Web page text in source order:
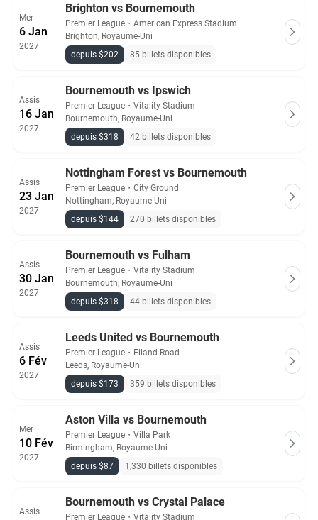
Mer
6 Jan
2027
Brighton vs Bournemouth
Premier League ・ American Express Stadium
Brighton, Royaume-Uni
depuis $202
85 billets disponibles
Assis
16 Jan
2027
Bournemouth vs Ipswich
Premier League ・ Vitality Stadium
Bournemouth, Royaume-Uni
depuis $318
42 billets disponibles
Assis
23 Jan
2027
Nottingham Forest vs Bournemouth
Premier League ・ City Ground
Nottingham, Royaume-Uni
depuis $144
270 billets disponibles
Assis
30 Jan
2027
Bournemouth vs Fulham
Premier League ・ Vitality Stadium
Bournemouth, Royaume-Uni
depuis $318
44 billets disponibles
Assis
6 Fév
2027
Leeds United vs Bournemouth
Premier League ・ Elland Road
Leeds, Royaume-Uni
depuis $173
359 billets disponibles
Mer
10 Fév
2027
Aston Villa vs Bournemouth
Premier League ・ Villa Park
Birmingham, Royaume-Uni
depuis $87
1,330 billets disponibles
Assis
Bournemouth vs Crystal Palace
Premier League ・ Vitality Stadium